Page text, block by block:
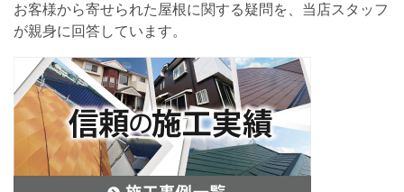
お客様から寄せられた屋根に関する疑問を、当店スタッフ
が親身に回答しています。